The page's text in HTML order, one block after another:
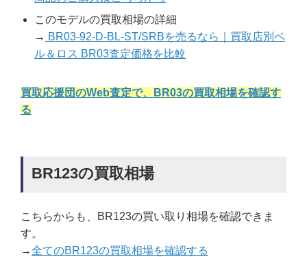
このモデルの買取相場の詳細
→ BR03-92-D-BL-ST/SRBを売るなら｜買取店別ベ
ル＆ロス BR03査定価格を比較
買取応援団のWeb査定で、BR03の買取相場を確認す
る
BR123の買取相場
こちらからも、BR123の買い取り相場を確認できま
す。
→全てのBR123の買取相場を確認する